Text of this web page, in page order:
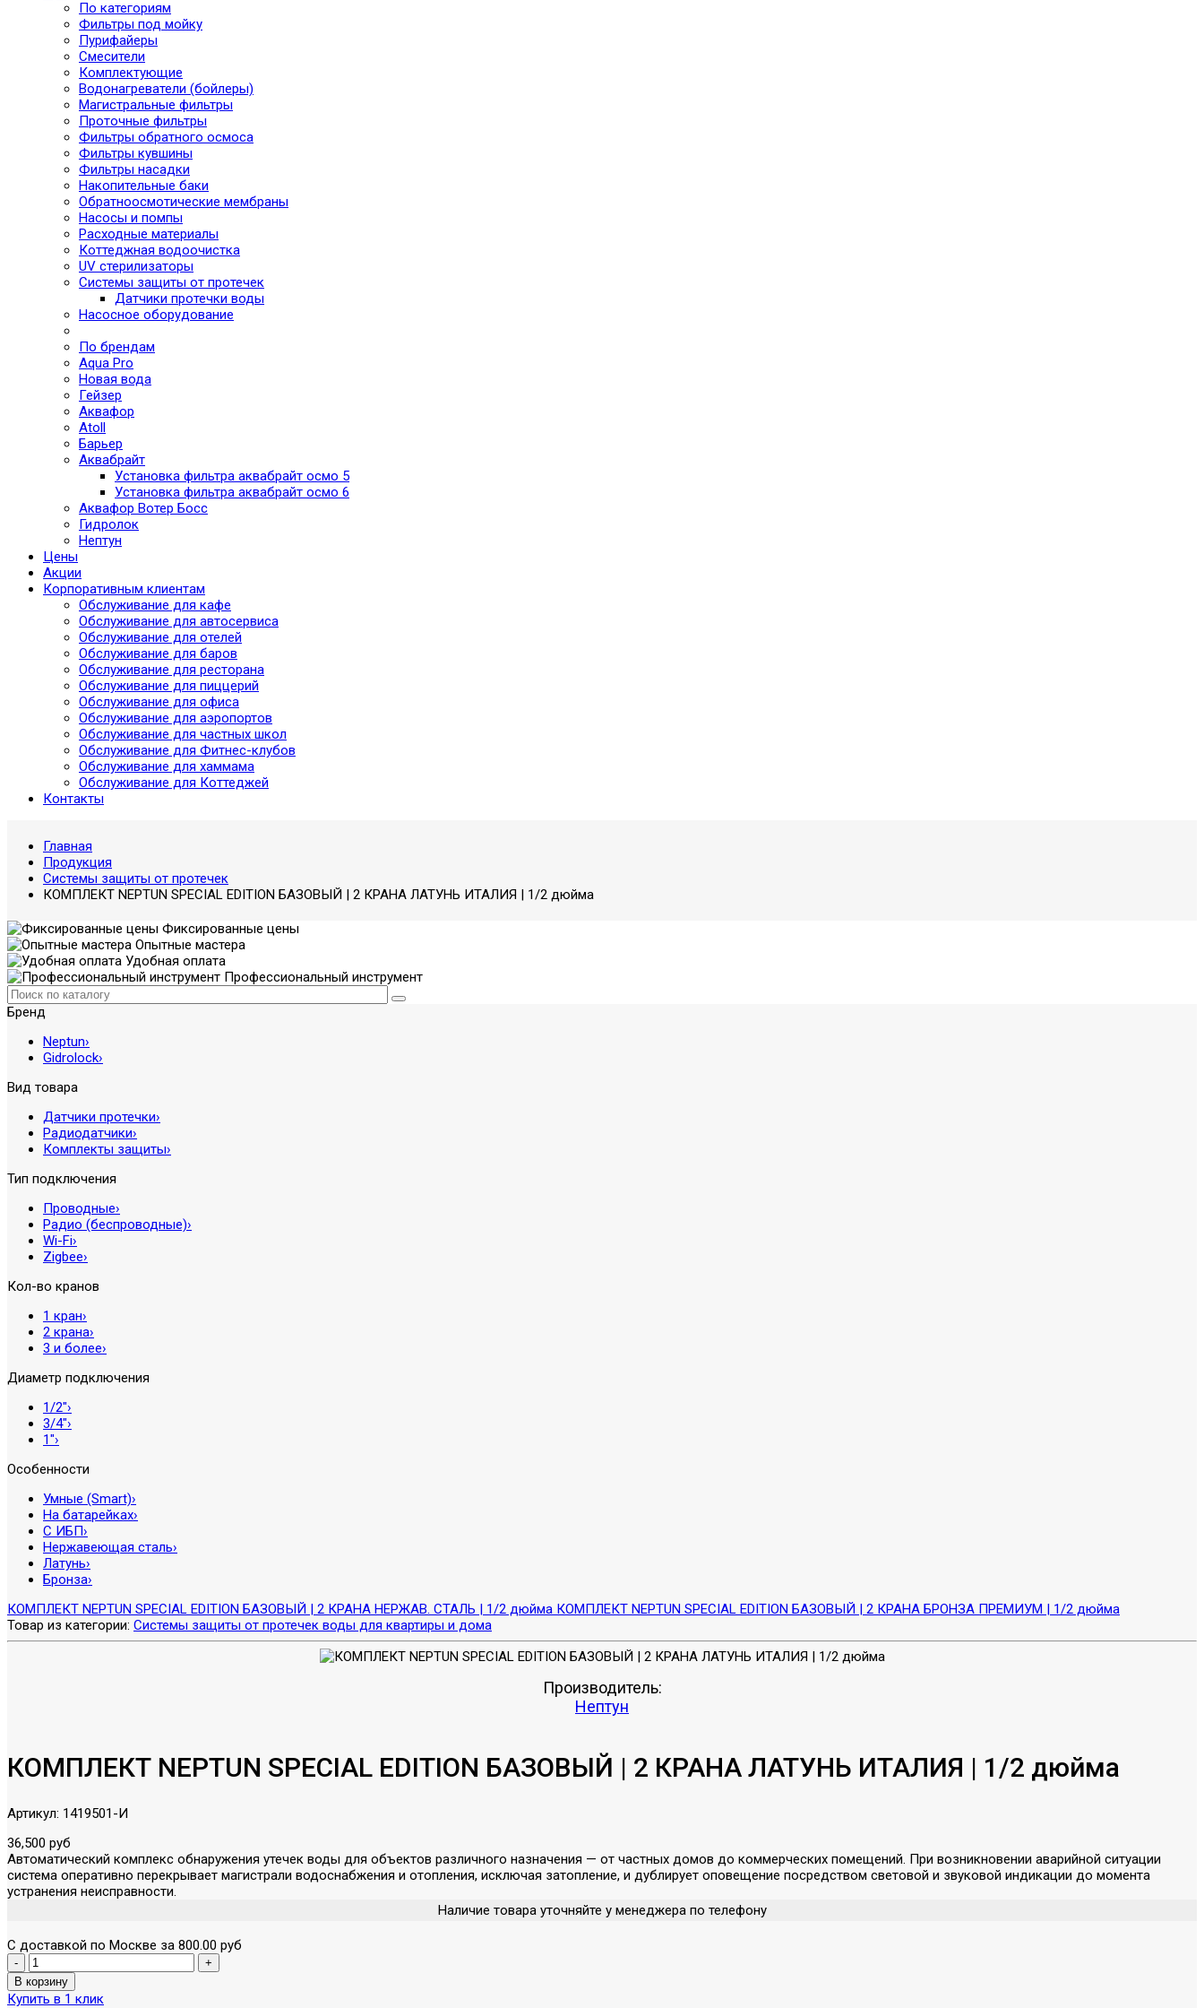
По категориям
Фильтры под мойку
Пурифайеры
Смесители
Комплектующие
Водонагреватели (бойлеры)
Магистральные фильтры
Проточные фильтры
Фильтры обратного осмоса
Фильтры кувшины
Фильтры насадки
Накопительные баки
Обратноосмотические мембраны
Насосы и помпы
Расходные материалы
Коттеджная водоочистка
UV стерилизаторы
Системы защиты от протечек
Датчики протечки воды
Насосное оборудование
По брендам
Aqua Pro
Новая вода
Гейзер
Аквафор
Atoll
Барьер
Аквабрайт
Установка фильтра аквабрайт осмо 5
Установка фильтра аквабрайт осмо 6
Аквафор Вотер Босс
Гидролок
Нептун
Цены
Акции
Корпоративным клиентам
Обслуживание для кафе
Обслуживание для автосервиса
Обслуживание для отелей
Обслуживание для баров
Обслуживание для ресторана
Обслуживание для пиццерий
Обслуживание для офиса
Обслуживание для аэропортов
Обслуживание для частных школ
Обслуживание для Фитнес-клубов
Обслуживание для хаммама
Обслуживание для Коттеджей
Контакты
Главная
Продукция
Системы защиты от протечек
КОМПЛЕКТ NEPTUN SPECIAL EDITION БАЗОВЫЙ | 2 КРАНА ЛАТУНЬ ИТАЛИЯ | 1/2 дюйма
Фиксированные цены
Опытные мастера
Удобная оплата
Профессиональный инструмент
Бренд
Neptun›
Gidrolock›
Вид товара
Датчики протечки›
Радиодатчики›
Комплекты защиты›
Тип подключения
Проводные›
Радио (беспроводные)›
Wi-Fi›
Zigbee›
Кол-во кранов
1 кран›
2 крана›
3 и более›
Диаметр подключения
1/2″›
3/4″›
1″›
Особенности
Умные (Smart)›
На батарейках›
С ИБП›
Нержавеющая сталь›
Латунь›
Бронза›
КОМПЛЕКТ NEPTUN SPECIAL EDITION БАЗОВЫЙ | 2 КРАНА НЕРЖАВ. СТАЛЬ | 1/2 дюйма КОМПЛЕКТ NEPTUN SPECIAL EDITION БАЗОВЫЙ | 2 КРАНА БРОНЗА ПРЕМИУМ | 1/2 дюйма
Товар из категории: Системы защиты от протечек воды для квартиры и дома
Производитель:
Нептун
КОМПЛЕКТ NEPTUN SPECIAL EDITION БАЗОВЫЙ | 2 КРАНА ЛАТУНЬ ИТАЛИЯ | 1/2 дюйма
Артикул: 1419501-И
36,500 руб
Автоматический комплекс обнаружения утечек воды для объектов различного назначения — от частных домов до коммерческих помещений. При возникновении аварийной ситуации
система оперативно перекрывает магистрали водоснабжения и отопления, исключая затопление, и дублирует оповещение посредством световой и звуковой индикации до момента
устранения неисправности.
Наличие товара уточняйте у менеджера по телефону
С доставкой по Москве за 800.00 руб
Купить в 1 клик